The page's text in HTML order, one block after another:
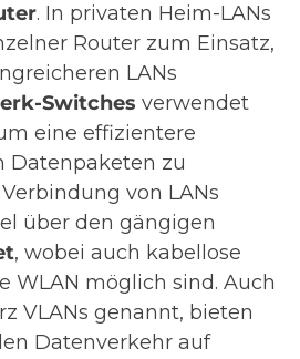
. In privaten Heim-LANs
Router zum Einsatz,
LANs
Switches verwendet
eine effizientere
Datenpaketen zu
von LANs
über den gängigen
, wobei auch kabellose
WLAN möglich sind. Auch
VLANs genannt, bieten
Datenverkehr auf